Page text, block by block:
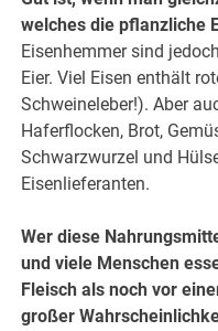
welches die pflanzliche
Eisenhemmer sind
Eier. Viel Eisen enthält
Schweineleber!). Aber
Haferflocken, Brot,
Schwarzwurzel und
Eisenlieferanten.
Wer diese
und viele Menschen
Fleisch als noch vor
großer